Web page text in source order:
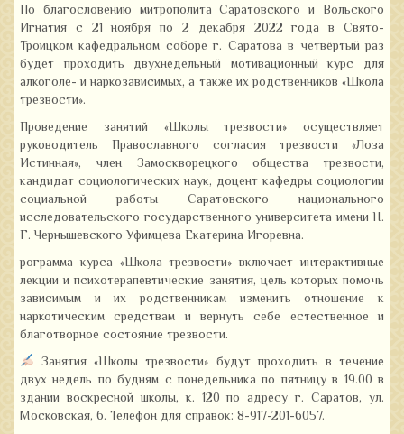
По благословению митрополита Саратовского и Вольского
Игнатия с 21 ноября по 2 декабря 2022 года в Свято-
Троицком кафедральном соборе г. Саратова в четвёртый раз
будет проходить двухнедельный мотивационный курс для
алкоголе- и наркозависимых, а также их родственников «Школа
трезвости».
Проведение занятий «Школы трезвости» осуществляет
руководитель Православного согласия трезвости «Лоза
Истинная», член Замоскворецкого общества трезвости,
кандидат социологических наук, доцент кафедры социологии
социальной работы Саратовского национального
исследовательского государственного университета имени Н.
Г. Чернышевского Уфимцева Екатерина Игоревна.
рограмма курса «Школа трезвости» включает интерактивные
лекции и психотерапевтические занятия, цель которых помочь
зависимым и их родственникам изменить отношение к
наркотическим средствам и вернуть себе естественное и
благотворное состояние трезвости.
Занятия «Школы трезвости» будут проходить в течение
двух недель по будням с понедельника по пятницу в 19.00 в
здании воскресной школы, к. 120 по адресу г. Саратов, ул.
Московская, 6. Телефон для справок: 8-917-201-6057.